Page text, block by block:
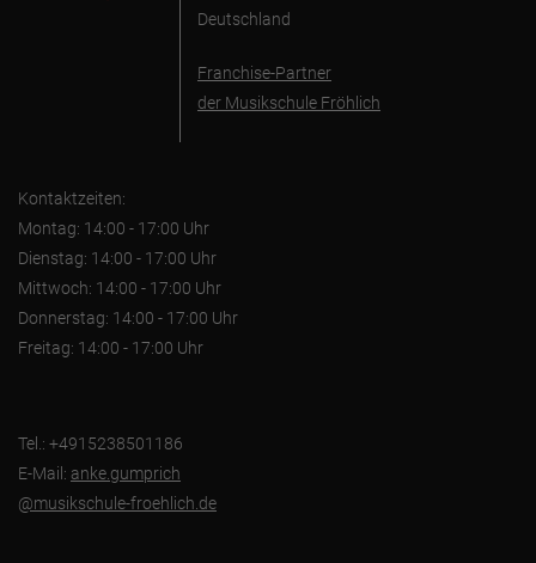
Deutschland
Franchise-Partner
der Musikschule Fröhlich
Kontaktzeiten:
Montag: 14:00 - 17:00 Uhr
Dienstag: 14:00 - 17:00 Uhr
Mittwoch: 14:00 - 17:00 Uhr
Donnerstag: 14:00 - 17:00 Uhr
Freitag: 14:00 - 17:00 Uhr
Tel.: +4915238501186
E-Mail: anke.gumprich
@musikschule-froehlich.de